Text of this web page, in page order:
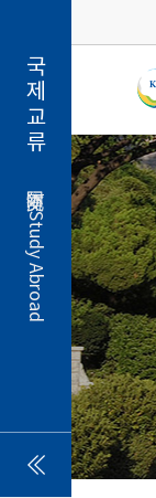
국제교류
Study Abroad